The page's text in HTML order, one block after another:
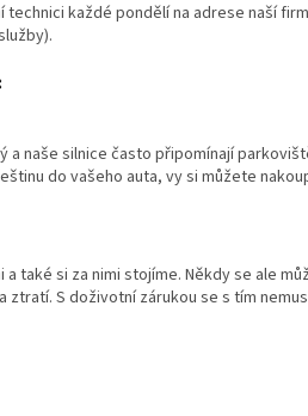
technici každé pondělí na adrese naší
a naše silnice často připomínají
do vašeho auta, vy si můžete
také si za nimi stojíme. Někdy se ale
ztratí. S doživotní zárukou se s tím